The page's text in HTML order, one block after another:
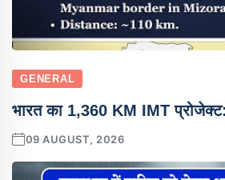
GENERAL
भारत का 1,360 KM IMT
09 AUGUST, 2026